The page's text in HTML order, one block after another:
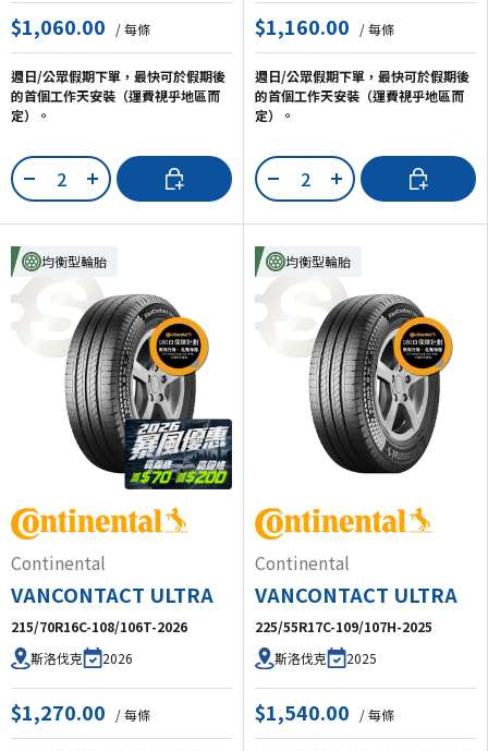
$1,060.00 / 每條
週日/公眾假期下單，最快可於假期後
的首個工作天安裝（運費視乎地區而
定）。
數量
- +
加入購物車
$1,160.00 / 每條
週日/公眾假期下單，最快可於假期後
的首個工作天安裝（運費視乎地區而
定）。
數量
- +
加入購物車
均衡型輪胎
Continental
VANCONTACT ULTRA
215/70R16C-108/106T-2026
斯洛伐克
2026
$1,270.00 / 每條
均衡型輪胎
Continental
VANCONTACT ULTRA
225/55R17C-109/107H-2025
斯洛伐克
2025
$1,540.00 / 每條